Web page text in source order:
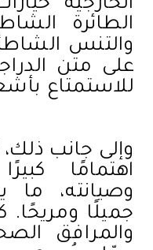
الخارجية
الطائرة
والتنس
على متن
للاستمتاع
وإلى جانب
اهتمامًا
وصيانته، ما
جميلًا ومريحًا.
والمرافق